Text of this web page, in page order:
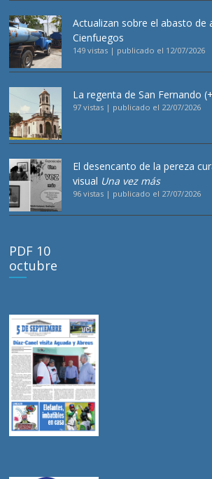
Actualizan sobre el abasto de
Cienfuegos
149 vistas | publicado el 12/07/2026
La regenta de San Fernando
97 vistas | publicado el 22/07/2026
El desencanto de la pereza
visual Una vez más
96 vistas | publicado el 27/07/2026
PDF 10
octubre